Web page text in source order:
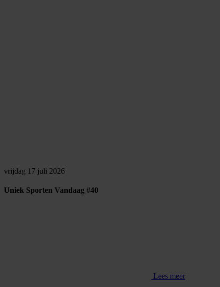
vrijdag 17 juli 2026
Uniek Sporten Vandaag #40
Lees meer